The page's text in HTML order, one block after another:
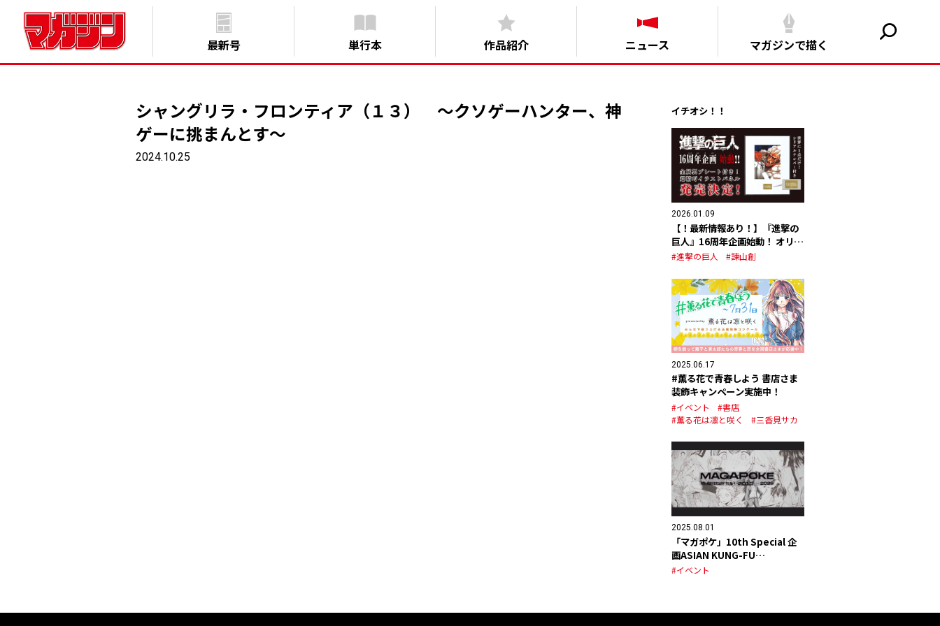
最新号 単行本 作品紹介 ニュース マガジンで描く
シャングリラ・フロンティア（１３） ～クソゲーハンター、神
ゲーに挑まんとす～
2024.10.25
イチオシ！！
2026.01.09
【！最新情報あり！】『進撃の
巨人』16周年企画始動！ オリジ
ナルグッズの発売が決定！
#進撃の巨人 #諫山創
2025.06.17
#薫る花で青春しよう 書店さま
装飾キャンペーン実施中！
#イベント
#書店
#薫る花は凛と咲く
#三香見サカ
2025.08.01
「マガポケ」10th Special 企
画ASIAN KUNG-FU
GENERATION スペシャルPV公
#イベント